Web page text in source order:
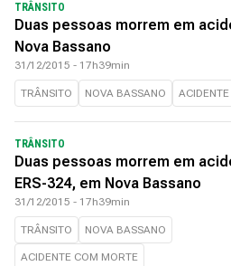
TRÂNSITO
Duas pessoas morrem em
Nova Bassano
31/12/2015 - 17h39min
TRÂNSITO NOVA BASSANO
TRÂNSITO
Duas pessoas morrem em
ERS-324, em Nova Bassano
31/12/2015 - 17h39min
TRÂNSITO NOVA BASSANO
ACIDENTE COM MORTE